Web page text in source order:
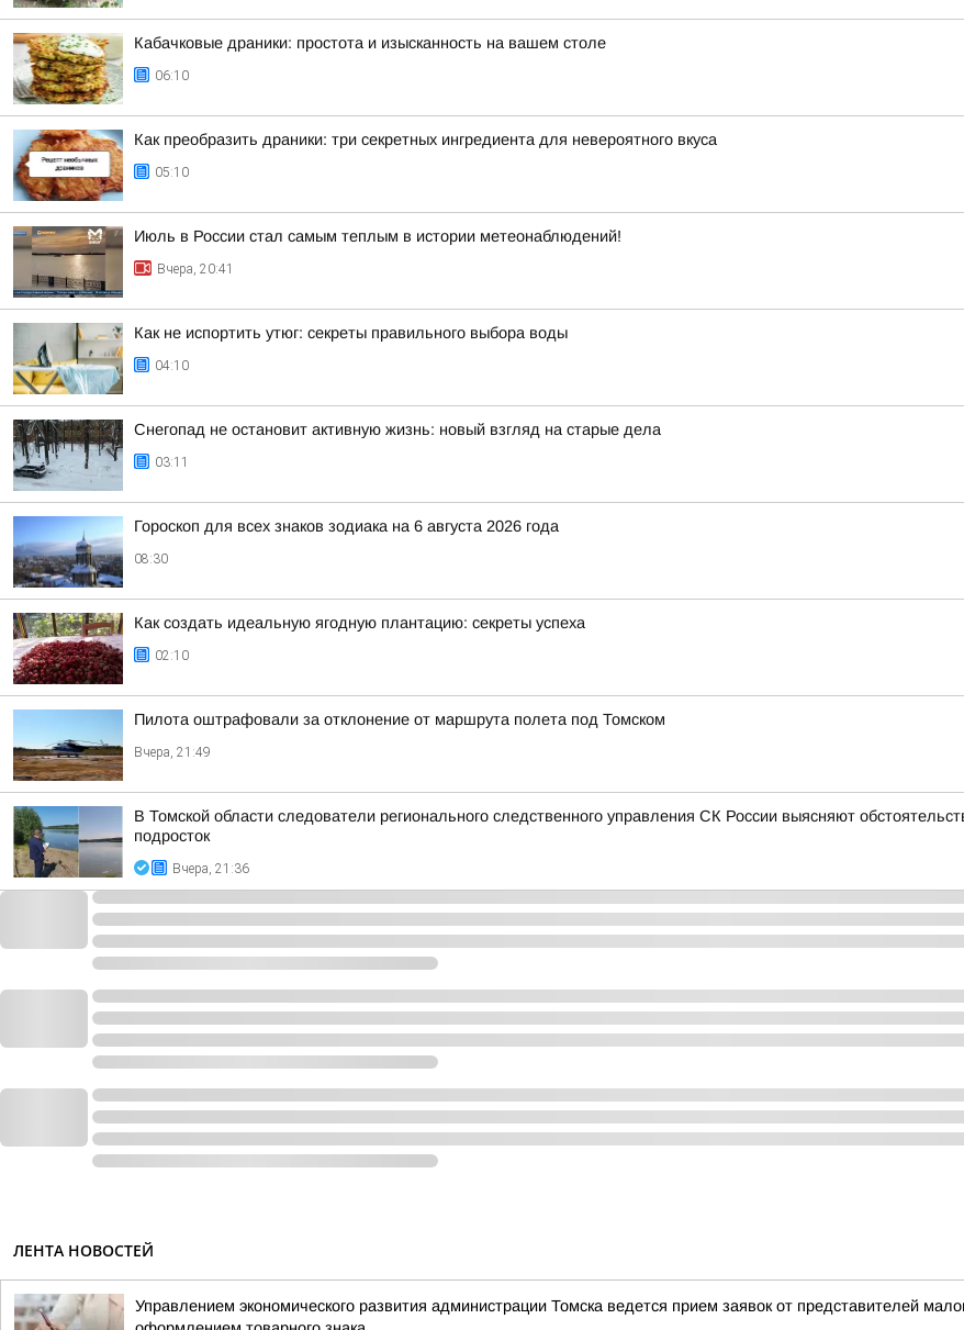
Кабачковые драники: простота и изысканность на вашем столе
06:10
Как преобразить драники: три секретных ингредиента для невероятного вкуса
05:10
Июль в России стал самым теплым в истории метеонаблюдений!
Вчера, 20:41
Как не испортить утюг: секреты правильного выбора воды
04:10
Снегопад не остановит активную жизнь: новый взгляд на старые дела
03:11
Гороскоп для всех знаков зодиака на 6 августа 2026 года
08:30
Как создать идеальную ягодную плантацию: секреты успеха
02:10
Пилота оштрафовали за отклонение от маршрута полета под Томском
Вчера, 21:49
В Томской области следователи регионального следственного управления СК России выясняют
подросток
Вчера, 21:36
ЛЕНТА НОВОСТЕЙ
Управлением экономического развития администрации Томска ведется прием заявок от представителей